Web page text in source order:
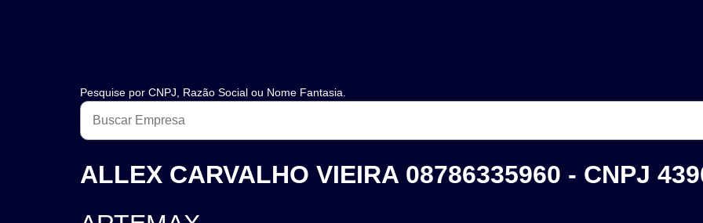
Pesquise por CNPJ, Razão Social ou Nome Fantasia.
ALLEX CARVALHO VIEIRA 08786335960 - CNPJ